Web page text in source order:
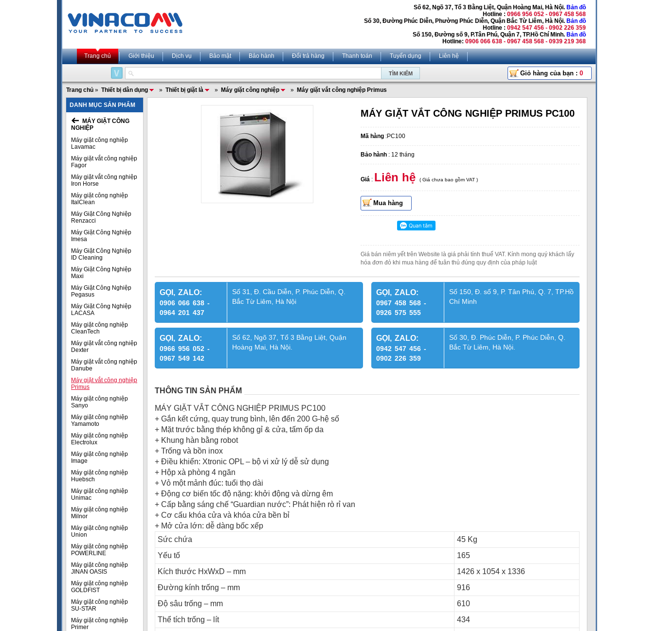
Số 62, Ngõ 37, Tổ 3 Bằng Liệt, Quận Hoàng Mai, Hà Nội. Bản đồ
Hotline : 0966 956 052 - 0967 458 568
Số 30, Đường Phúc Diễn, Phường Phúc Diễn, Quận Bắc Từ Liêm, Hà Nội. Bản đồ
Hotline : 0942 547 456 - 0902 226 359
Số 150, Đường số 9, P.Tân Phú, Quận 7, TP.Hồ Chí Minh. Bản đồ
Hotline: 0906 066 638 - 0967 458 568 - 0939 219 368
Trang chủ Giới thiệu Dịch vụ Bảo mật Bảo hành Đổi trả hàng Thanh toán Tuyển dụng Liên hệ
Giỏ hàng của bạn : 0
Trang chủ » Thiết bị dân dụng » Thiết bị giặt là » Máy giặt công nghiệp » Máy giặt vắt công nghiệp Primus
DANH MỤC SẢN PHẨM
MÁY GIẶT CÔNG
NGHIỆP
Máy giặt công nghiệp
Lavamac
Máy giặt vắt công nghiệp
Fagor
Máy giặt vắt công nghiệp
Iron Horse
Máy giặt công nghiệp
ItalClean
Máy Giặt Công Nghiệp
Renzacci
Máy Giặt Công Nghiệp
Imesa
Máy Giặt Công Nghiệp
ID Cleaning
Máy Giặt Công Nghiệp
Maxi
Máy Giặt Công Nghiệp
Pegasus
Máy Giặt Công Nghiệp
LACASA
Máy giặt công nghiệp
CleanTech
Máy giặt vắt công nghiệp
Dexter
Máy giặt vắt công nghiệp
Danube
Máy giặt vắt công nghiệp
Primus
Máy giặt công nghiệp
Sanyo
Máy giặt công nghiệp
Yamamoto
Máy giặt công nghiệp
Electrolux
Máy giặt công nghiệp
Image
Máy giặt công nghiệp
Huebsch
Máy giặt công nghiệp
Unimac
Máy giặt công nghiệp
Milnor
Máy giặt công nghiệp
Union
Máy giặt công nghiệp
POWERLINE
Máy giặt công nghiệp
JINAN OASIS
Máy giặt công nghiệp
GOLDFIST
Máy giặt công nghiệp
SU-STAR
Máy giặt công nghiệp
Primer
MÁY GIẶT VẮT CÔNG NGHIỆP PRIMUS PC100
Mã hàng :PC100
Bảo hành : 12 tháng
Giá : Liên hệ ( Giá chưa bao gồm VAT )
Mua hàng
Giá bán niêm yết trên Website là giá phải tính thuế VAT. Kính mong quý khách lấy
hóa đơn đỏ khi mua hàng để tuân thủ đúng quy định của pháp luật
GỌI, ZALO:
0906 066 638 -
0964 201 437
Số 31, Đ. Cầu Diễn, P. Phúc Diễn, Q.
Bắc Từ Liêm, Hà Nội
GỌI, ZALO:
0967 458 568 -
0926 575 555
Số 150, Đ. số 9, P. Tân Phú, Q. 7, TP.Hồ
Chí Minh
GỌI, ZALO:
0966 956 052 -
0967 549 142
Số 62, Ngõ 37, Tổ 3 Bằng Liệt, Quận
Hoàng Mai, Hà Nội.
GỌI, ZALO:
0942 547 456 -
0902 226 359
Số 30, Đ. Phúc Diễn, P. Phúc Diễn, Q.
Bắc Từ Liêm, Hà Nội.
THÔNG TIN SẢN PHẨM
MÁY GIẶT VẮT CÔNG NGHIỆP PRIMUS PC100
+ Gắn kết cứng, quay trung bình, lên đến 200 G-hệ số
+ Mặt trước bằng thép không gỉ & cửa, tấm ốp da
+ Khung hàn bằng robot
+ Trống và bồn inox
+ Điều khiển: Xtronic OPL – bộ vi xử lý dễ sử dụng
+ Hộp xà phòng 4 ngăn
+ Vỏ một mảnh đúc: tuổi thọ dài
+ Động cơ biến tốc độ nặng: khởi động và dừng êm
+ Cấp bằng sáng chế “Guardian nước”: Phát hiện rò rỉ van
+ Cơ cấu khóa cửa và khóa cửa bền bỉ
+ Mở cửa lớn: dễ dàng bốc xếp
Sức chứa
45 Kg
Yếu tố
165
Kích thước HxWxD – mm
1426 x 1054 x 1336
Đường kính trống – mm
916
Độ sâu trống – mm
610
Thể tích trống – lít
434